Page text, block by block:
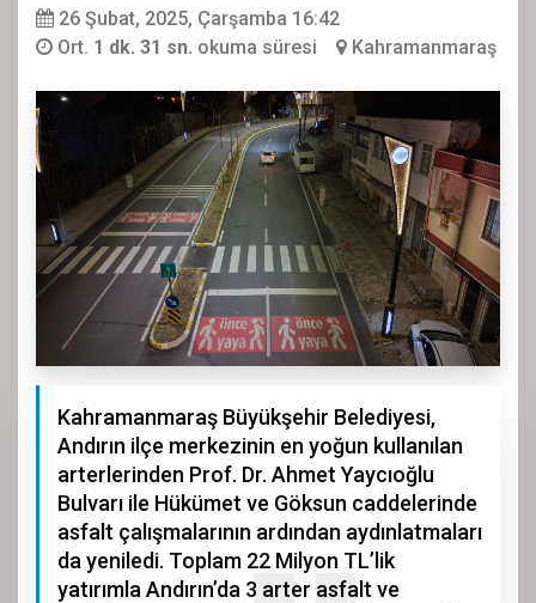
26 Şubat, 2025, Çarşamba 16:42
Ort. 1 dk. 31 sn. okuma süresi Kahramanmaraş
Kahramanmaraş Büyükşehir Belediyesi,
Andırın ilçe merkezinin en yoğun kullanılan
arterlerinden Prof. Dr. Ahmet Yaycıoğlu
Bulvarı ile Hükümet ve Göksun caddelerinde
asfalt çalışmalarının ardından aydınlatmaları
da yeniledi. Toplam 22 Milyon TL’lik
yatırımla Andırın’da 3 arter asfalt ve